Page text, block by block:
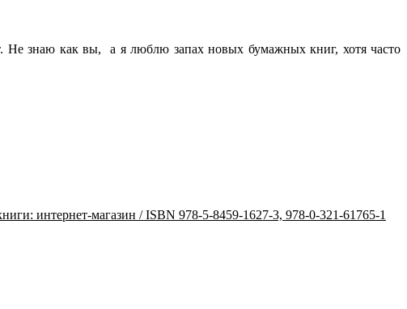
Не знаю как вы, а я люблю запах новых бумажных книг, хотя часто
интернет-магазин / ISBN 978-5-8459-1627-3, 978-0-321-61765-1